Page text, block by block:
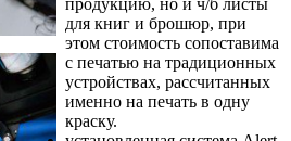
продукцию, но и ч/б листы
для книг и брошюр, при
этом стоимость сопоставима
с печатью на традиционных
устройствах, рассчитанных
именно на печать в одну
краску.